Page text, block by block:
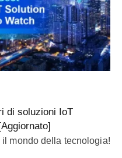
di soluzioni IoT
mondo della tecnologia!